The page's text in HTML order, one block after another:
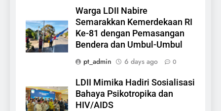
Warga LDII Nabire
Semarakkan Kemerdekaan RI
Ke-81 dengan Pemasangan
Bendera dan Umbul-Umbul
pt_admin
6 days ago 0
LDII Mimika Hadiri Sosialisasi
Bahaya Psikotropika dan
HIV/AIDS